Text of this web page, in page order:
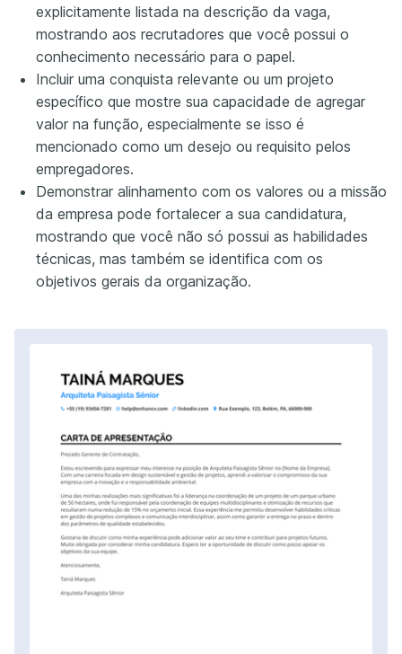
explicitamente listada na descrição da vaga,
mostrando aos recrutadores que você possui o
conhecimento necessário para o papel.
Incluir uma conquista relevante ou um projeto
específico que mostre sua capacidade de agregar
valor na função, especialmente se isso é
mencionado como um desejo ou requisito pelos
empregadores.
Demonstrar alinhamento com os valores ou a missão
da empresa pode fortalecer a sua candidatura,
mostrando que você não só possui as habilidades
técnicas, mas também se identifica com os
objetivos gerais da organização.